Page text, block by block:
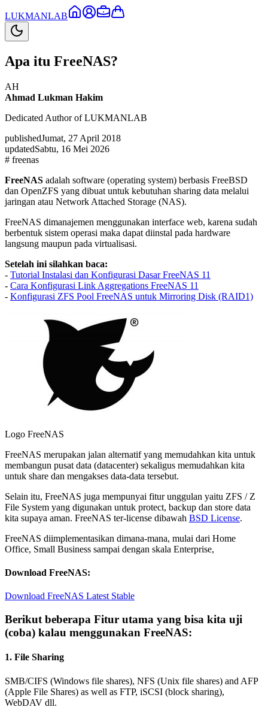
LUKMANLAB
Apa itu FreeNAS?
AH
Ahmad Lukman Hakim
Dedicated Author of LUKMANLAB
publishedJumat, 27 April 2018
updatedSabtu, 16 Mei 2026
# freenas
FreeNAS adalah software (operating system) berbasis FreeBSD
dan OpenZFS yang dibuat untuk kebutuhan sharing data melalui
jaringan atau Network Attached Storage (NAS).
FreeNAS dimanajemen menggunakan interface web, karena sudah
berbentuk sistem operasi maka dapat diinstal pada hardware
langsung maupun pada virtualisasi.
Setelah ini silahkan baca:
- Tutorial Instalasi dan Konfigurasi Dasar FreeNAS 11
- Cara Konfigurasi Link Aggregations FreeNAS 11
- Konfigurasi ZFS Pool FreeNAS untuk Mirroring Disk (RAID1)
Logo FreeNAS
FreeNAS merupakan jalan alternatif yang memudahkan kita untuk
membangun pusat data (datacenter) sekaligus memudahkan kita
untuk share dan mengakses data-data tersebut.
Selain itu, FreeNAS juga mempunyai fitur unggulan yaitu ZFS / Z
File System yang digunakan untuk protect, backup dan store data
kita supaya aman. FreeNAS ter-license dibawah BSD License.
FreeNAS diimplementasikan dimana-mana, mulai dari Home
Office, Small Business sampai dengan skala Enterprise,
Download FreeNAS:
Download FreeNAS Latest Stable
Berikut beberapa Fitur utama yang bisa kita uji
(coba) kalau menggunakan FreeNAS:
1. File Sharing
SMB/CIFS (Windows file shares), NFS (Unix file shares) and AFP
(Apple File Shares) as well as FTP, iSCSI (block sharing),
WebDAV dll.